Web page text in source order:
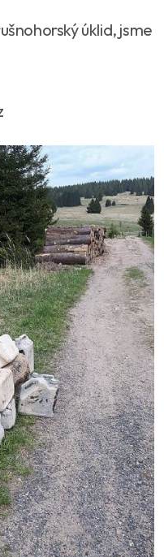
úklid, jsme